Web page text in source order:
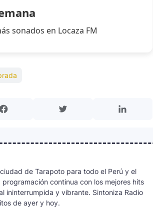
sonados en Locaza FM
de Tarapoto para todo el Perú y el
continua con los mejores hits
ininterrumpida y vibrante. Sintoniza Radio
de ayer y hoy.